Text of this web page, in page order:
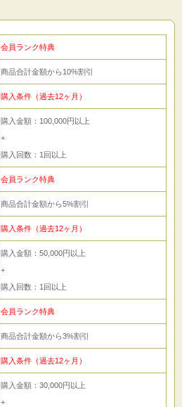
会員ランク特典
商品合計金額から10%割引
購入条件（過去12ヶ月）
購入金額：100,000円以上
+
購入回数：1回以上
会員ランク特典
商品合計金額から5%割引
購入条件（過去12ヶ月）
購入金額：50,000円以上
+
購入回数：1回以上
会員ランク特典
商品合計金額から3%割引
購入条件（過去12ヶ月）
購入金額：30,000円以上
+